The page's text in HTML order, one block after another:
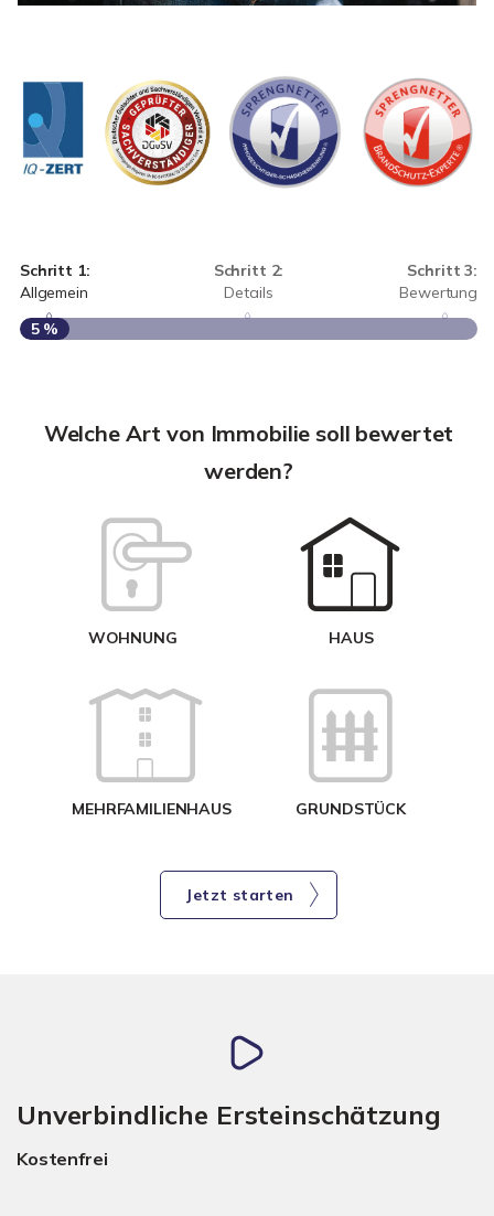
Schritt 1:
Allgemein
Schritt 2:
Details
Schritt 3:
Bewertung
5 %
Welche Art von Immobilie soll bewertet
werden?
WOHNUNG HAUS
MEHRFAMILIENHAUS GRUNDSTÜCK
Jetzt starten
Unverbindliche Ersteinschätzung
Kostenfrei